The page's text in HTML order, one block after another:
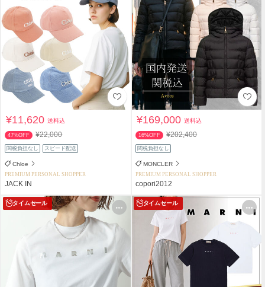
¥11,620送料込
47%OFF ¥22,000
関税負担なし スピード配送
Chloe
PREMIUM PERSONAL SHOPPER
JACK IN
¥169,000送料込
16%OFF ¥202,400
関税負担なし
MONCLER
PREMIUM PERSONAL SHOPPER
copori2012
タイムセール タイムセール